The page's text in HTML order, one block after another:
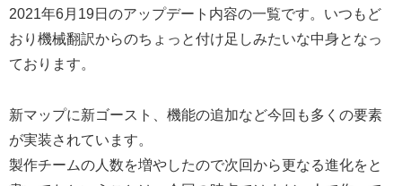
2021年6月19日のアップデート内容の一覧です。いつもど
おり機械翻訳からのちょっと付け足しみたいな中身となっ
ております。
新マップに新ゴースト、機能の追加など今回も多くの要素
が実装されています。
製作チームの人数を増やしたので次回から更なる進化をと